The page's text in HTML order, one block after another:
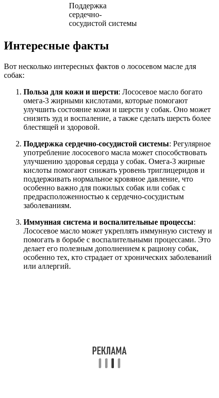
Поддержка
сердечно-
сосудистой системы
Интересные факты
Вот несколько интересных фактов о лососевом масле для
собак:
Польза для кожи и шерсти: Лососевое масло богато
омега-3 жирными кислотами, которые помогают
улучшить состояние кожи и шерсти у собак. Оно может
снизить зуд и воспаление, а также сделать шерсть более
блестящей и здоровой.
Поддержка сердечно-сосудистой системы: Регулярное
употребление лососевого масла может способствовать
улучшению здоровья сердца у собак. Омега-3 жирные
кислоты помогают снижать уровень триглицеридов и
поддерживать нормальное кровяное давление, что
особенно важно для пожилых собак или собак с
предрасположенностью к сердечно-сосудистым
заболеваниям.
Иммунная система и воспалительные процессы:
Лососевое масло может укреплять иммунную систему и
помогать в борьбе с воспалительными процессами. Это
делает его полезным дополнением к рациону собак,
особенно тех, кто страдает от хронических заболеваний
или аллергий.